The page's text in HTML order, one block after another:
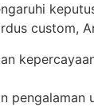
custom,
pengalaman